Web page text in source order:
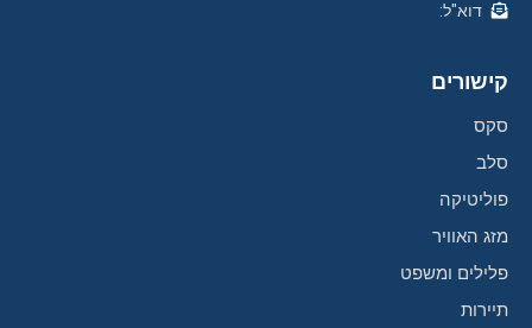
דוא"ל:
קישורים
סקס
סלב
פוליטיקה
מזג האוויר
פלילים ומשפט
תיירות